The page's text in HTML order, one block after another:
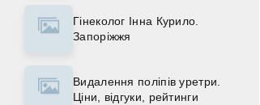
Гінеколог Інна Курило.
Запоріжжя
Видалення поліпів уретри.
Ціни, відгуки, рейтинги